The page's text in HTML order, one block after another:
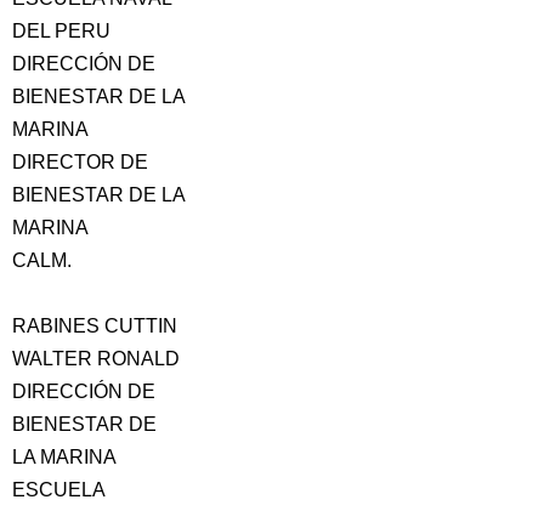
DEL PERU
DIRECCIÓN DE
BIENESTAR DE LA
MARINA
DIRECTOR DE
BIENESTAR DE LA
MARINA
CALM.
RABINES CUTTIN
WALTER RONALD
DIRECCIÓN DE
BIENESTAR DE
LA MARINA
ESCUELA